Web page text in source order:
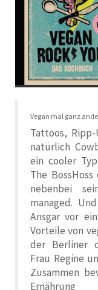
Vegan mal ganz
Tattoos,
natürlich
ein cooler
The
nebenbei
managed.
Ansgar vor
Vorteile von
der Berliner
Frau Regine
Zusammen